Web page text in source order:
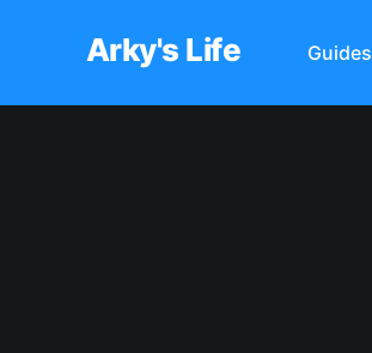
Arky's Life Guides